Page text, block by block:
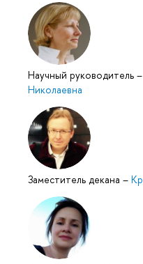
Научный руководитель –
Николаевна
Заместитель декана –